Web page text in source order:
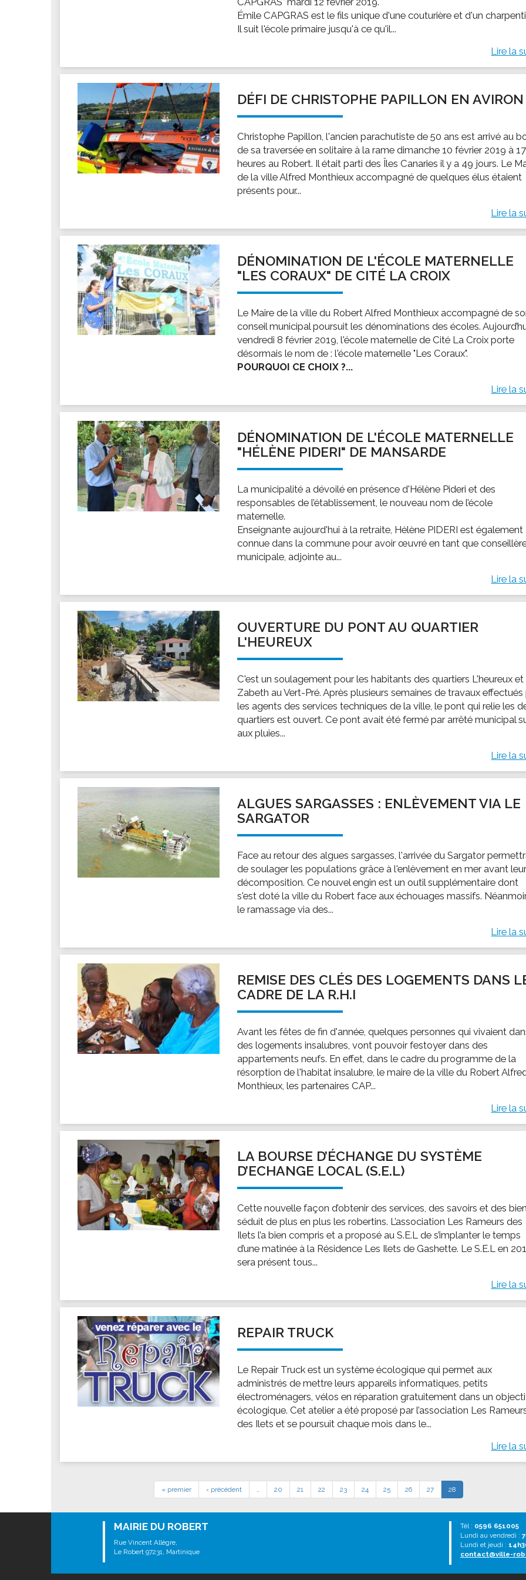
Les espaces numériques
Infos baignade
Infos sargasse
Toilettes publiques
Stationnement
Annuaire santé
Émile CAPGRAS est le fils unique d'une couturière et d'un
Il suit l'école primaire jusqu'à ce qu'il...
Lire la
DÉFI DE CHRISTOPHE PAPILLON EN AVIRON
Christophe Papillon, l'ancien parachutiste de 50 ans est arrivé au
de sa traversée en solitaire à la rame dimanche 10 février 2019 à 17
heures au Robert. Il était parti des Îles Canaries il y a 49 jours. Le
de la ville Alfred Monthieux accompagné de quelques élus étaient
présents pour...
Lire la
DÉNOMINATION DE L'ÉCOLE MATERNELLE
"LES CORAUX" DE CITÉ LA CROIX
Le Maire de la ville du Robert Alfred Monthieux accompagné de
conseil municipal poursuit les dénominations des écoles.
vendredi 8 février 2019, l'école maternelle de Cité La Croix porte
désormais le nom de : l'école maternelle "Les Coraux".
POURQUOI CE CHOIX ?...
Lire la
DÉNOMINATION DE L'ÉCOLE MATERNELLE
"HÉLÈNE PIDERI" DE MANSARDE
La municipalité a dévoilé en présence d'Hélène Pideri et des
responsables de l’établissement, le nouveau nom de l’école
maternelle.
Enseignante aujourd'hui à la retraite, Hélène PIDERI est également
connue dans la commune pour avoir œuvré en tant que
municipale, adjointe au...
Lire la
OUVERTURE DU PONT AU QUARTIER
L'HEUREUX
C'est un soulagement pour les habitants des quartiers L'heureux et
Zabeth au Vert-Pré. Après plusieurs semaines de travaux effectués
les agents des services techniques de la ville, le pont qui relie les
quartiers est ouvert. Ce pont avait été fermé par arrêté municipal
aux pluies...
Lire la
ALGUES SARGASSES : ENLÈVEMENT VIA LE
SARGATOR
Face au retour des algues sargasses, l'arrivée du Sargator
de soulager les populations grâce à l'enlèvement en mer avant
décomposition. Ce nouvel engin est un outil supplémentaire dont
s'est doté la ville du Robert face aux échouages massifs.
le ramassage via des...
Lire la
REMISE DES CLÉS DES LOGEMENTS DANS
CADRE DE LA R.H.I
Avant les fêtes de fin d'année, quelques personnes qui vivaient
des logements insalubres, vont pouvoir festoyer dans des
appartements neufs. En effet, dans le cadre du programme de la
résorption de l'habitat insalubre, le maire de la ville du Robert
Monthieux, les partenaires CAP...
Lire la
LA BOURSE D’ÉCHANGE DU SYSTÈME
D’ECHANGE LOCAL (S.E.L)
Cette nouvelle façon d’obtenir des services, des savoirs et des
séduit de plus en plus les robertins. L’association Les Rameurs des
Ilets l’a bien compris et a proposé au S.E.L de s’implanter le temps
d’une matinée à la Résidence Les Ilets de Gashette. Le S.E.L en
sera présent tous...
Lire la
REPAIR TRUCK
Le Repair Truck est un système écologique qui permet aux
administrés de mettre leurs appareils informatiques, petits
électroménagers, vélos en réparation gratuitement dans un
écologique. Cet atelier a été proposé par l’association Les
des Ilets et se poursuit chaque mois dans le...
Lire la
« premier ‹ précédent 20 21 22 23 24 25 26 27 28
MAIRIE DU ROBERT
Rue Vincent Allègre,
Le Robert 97231, Martinique
Tél : 0596 651005
Lundi au vendredi :
Lundi et jeudi :
contact@ville-